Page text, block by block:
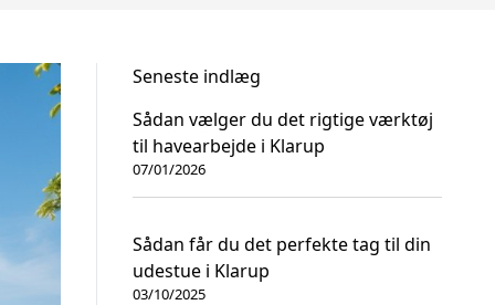
Seneste indlæg
Sådan vælger du det rigtige værktøj
til havearbejde i Klarup
07/01/2026
Sådan får du det perfekte tag til din
udestue i Klarup
03/10/2025